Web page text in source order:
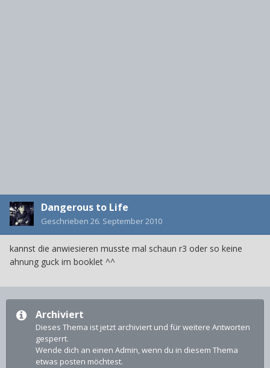
Dangerous to Life
Geschrieben 26. September 2010
kannst die anwiesieren musste mal schaun r3 oder so keine
ahnung guck im booklet ^^
Archiviert
Dieses Thema ist jetzt archiviert und für weitere Antworten
gesperrt.
Wende dich an einen Admin, wenn du in diesem Thema
etwas posten möchtest.